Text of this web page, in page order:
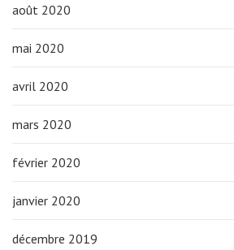
août 2020
mai 2020
avril 2020
mars 2020
février 2020
janvier 2020
décembre 2019